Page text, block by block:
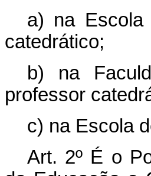
a) na Escola
catedrático;
b) na
professor
c) na Escola
Art. 2º É o